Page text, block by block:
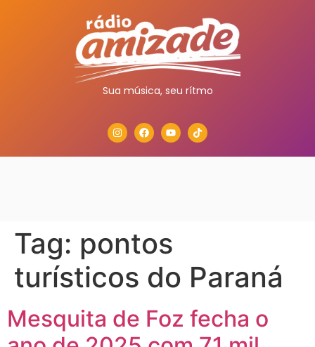
Sua música, seu rítmo
Tag: pontos
turísticos do Paraná
Mesquita de Foz fecha o